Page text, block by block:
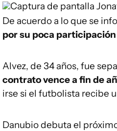
Captura de pantalla
De acuerdo a lo que se
por su poca
Alvez, de 34 años, fue
contrato vence a fin de
irse si el futbolista recibe
Danubio debuta el